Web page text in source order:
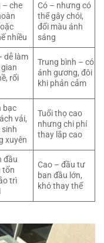
– che
nhiều
Có – nhưng có
thể gây chói,
đổi màu ánh
sáng
dễ làm
rối
Trung bình – có
ánh gương, đôi
khi phản cảm
bạc
vải,
sinh
xuyên
Tuổi thọ cao
nhưng chi phí
thay lắp cao
đầu
tốn
trì
Cao – đầu tư
ban đầu lớn,
khó thay thế